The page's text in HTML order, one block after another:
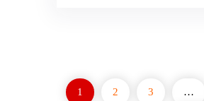
1 2 3 …